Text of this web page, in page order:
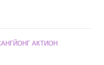
АКТИОН